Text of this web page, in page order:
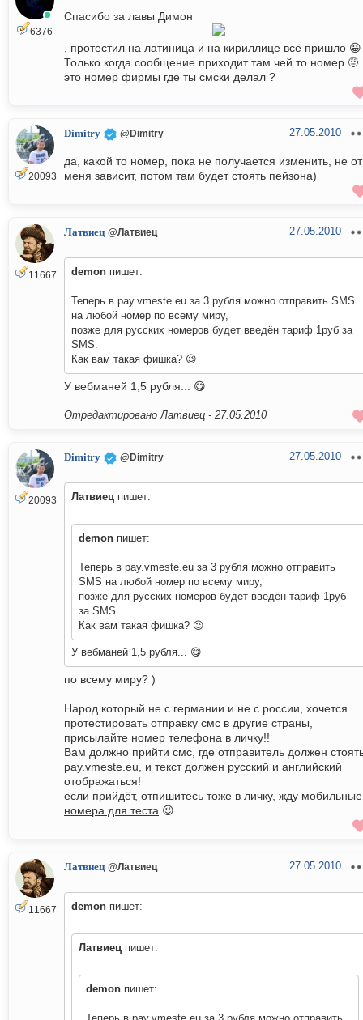
6376
Спасибо за лавы Димон
, протестил на латиница и на кириллице всё пришло
Только когда сообщение приходит там чей то номер 🤨
это номер фирмы где ты смски делал ?
20093
Dimitry @Dimitry 27.05.2010
да, какой то номер, пока не получается изменить, не от
меня зависит, потом там будет стоять пейзона)
11667
Латвиец @Латвиец 27.05.2010
demon пишет:
Теперь в pay.vmeste.eu за 3 рубля можно отправить SMS
на любой номер по всему миру,
позже для русских номеров будет введён тариф 1руб за
SMS.
Как вам такая фишка? 😉
У вебманей 1,5 рубля... 😋
Отредактировано Латвиец - 27.05.2010
20093
Dimitry @Dimitry 27.05.2010
Латвиец пишет:
demon пишет:
Теперь в pay.vmeste.eu за 3 рубля можно отправить
SMS на любой номер по всему миру,
позже для русских номеров будет введён тариф 1руб
за SMS.
Как вам такая фишка? 😉
У вебманей 1,5 рубля... 😋
по всему миру? )
Народ который не с германии и не с россии, хочется
протестировать отправку смс в другие страны,
присылайте номер телефона в личку!!
Вам должно прийти смс, где отправитель должен
pay.vmeste.eu, и текст должен русский и английский
отображаться!
если прийдёт, отпишитесь тоже в личку, жду мобильные
номера для теста 😉
11667
Латвиец @Латвиец 27.05.2010
demon пишет:
Латвиец пишет:
demon пишет: